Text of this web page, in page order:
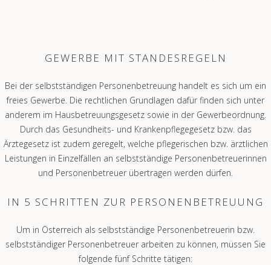
GEWERBE MIT STANDESREGELN
Bei der selbstständigen Personenbetreuung handelt es sich um ein
freies Gewerbe. Die rechtlichen Grundlagen dafür finden sich unter
anderem im Hausbetreuungsgesetz sowie in der Gewerbeordnung.
Durch das Gesundheits- und Krankenpflegegesetz bzw. das
Ärztegesetz ist zudem geregelt, welche pflegerischen bzw. ärztlichen
Leistungen in Einzelfällen an selbstständige Personenbetreuerinnen
und Personenbetreuer übertragen werden dürfen.
IN 5 SCHRITTEN ZUR PERSONENBETREUUNG
Um in Österreich als selbstständige Personenbetreuerin bzw.
selbstständiger Personenbetreuer arbeiten zu können, müssen Sie
folgende fünf Schritte tätigen: